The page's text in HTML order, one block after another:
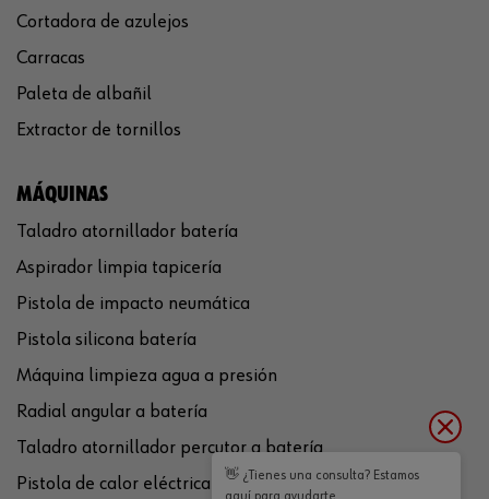
Cortadora de azulejos
Carracas
Paleta de albañil
Extractor de tornillos
MÁQUINAS
Taladro atornillador batería
Aspirador limpia tapicería
Pistola de impacto neumática
Pistola silicona batería
Máquina limpieza agua a presión
Radial angular a batería
Taladro atornillador percutor a batería
Pistola de calor eléctrica
👋 ¿Tienes una consulta? Estamos